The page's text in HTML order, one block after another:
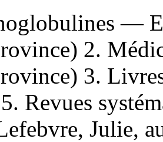
—
2.
3.
Revues
Julie,